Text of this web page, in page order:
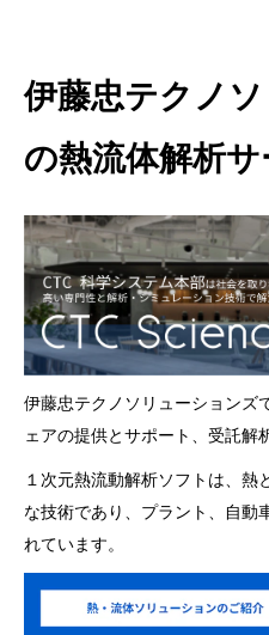
ー
す。
伊藤忠テクノ
の熱流体解析
伊藤忠テクノソリューションズ
ェアの提供とサポート、受託解
１次元熱流動解析ソフトは、熱
な技術であり、プラント、自動
れています。